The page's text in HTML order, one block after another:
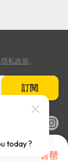
售罄
隱私政策。
訂閱